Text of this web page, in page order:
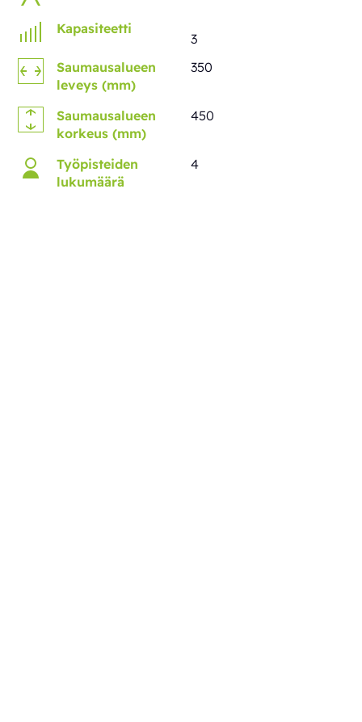
Kapasiteetti
3
Saumausalueen
leveys (mm)
350
Saumausalueen
korkeus (mm)
450
Työpisteiden
lukumäärä
4